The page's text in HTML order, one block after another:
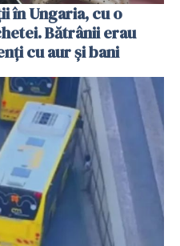
în Ungaria, cu o
Bătrânii erau
cu aur și bani